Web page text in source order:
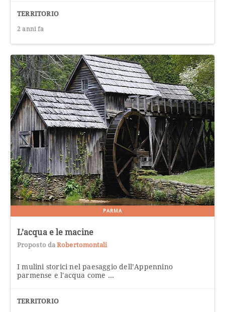
TERRITORIO
2 anni fa
PARMA
L’acqua e le macine
Proposto da Robertomontali
I mulini storici nel paesaggio dell’Appennino
parmense e l'acqua come ...
TERRITORIO